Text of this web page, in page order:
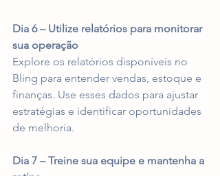
Dia 6 – Utilize relatórios para monitorar
sua operação
Explore os relatórios disponíveis no
Bling para entender vendas, estoque e
finanças. Use esses dados para ajustar
estratégias e identificar oportunidades
de melhoria.
Dia 7 – Treine sua equipe e mantenha a